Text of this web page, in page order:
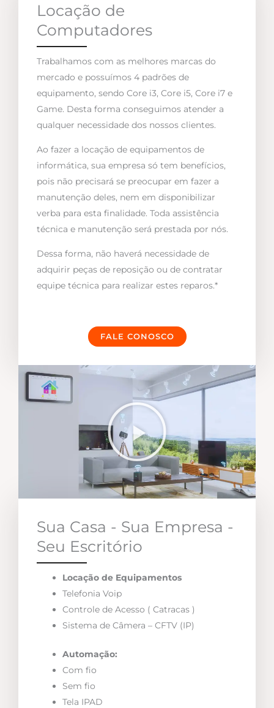
Locação de
Computadores
Trabalhamos com as melhores marcas do
mercado e possuímos 4 padrões de
equipamento, sendo Core i3, Core i5, Core i7 e
Game. Desta forma conseguimos atender a
qualquer necessidade dos nossos clientes.
Ao fazer a locação de equipamentos de
informática, sua empresa só tem benefícios,
pois não precisará se preocupar em fazer a
manutenção deles, nem em disponibilizar
verba para esta finalidade. Toda assistência
técnica e manutenção será prestada por nós.
Dessa forma, não haverá necessidade de
adquirir peças de reposição ou de contratar
equipe técnica para realizar estes reparos.*
FALE CONOSCO
Sua Casa - Sua Empresa -
Seu Escritório
Locação de Equipamentos
Telefonia Voip
Controle de Acesso ( Catracas )
Sistema de Câmera – CFTV (IP)
Automação:
Com fio
Sem fio
Tela IPAD